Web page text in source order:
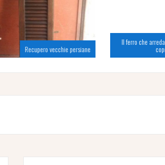
Recupero vecchie persiane
Il ferro che